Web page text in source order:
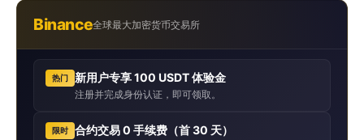
Binance全球最大加密货币交易所
热门 新用户专享 100 USDT 体验金
注册并完成身份认证，即可领取。
限时 合约交易 0 手续费（首 30 天）